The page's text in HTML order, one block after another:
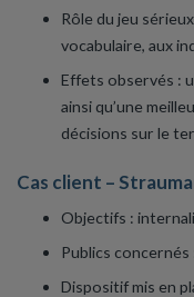
Rôle du jeu
vocabulaire, aux
Effets observés :
ainsi qu’une
décisions sur le
Cas client –
Objectifs :
Publics concernés
Dispositif mis en